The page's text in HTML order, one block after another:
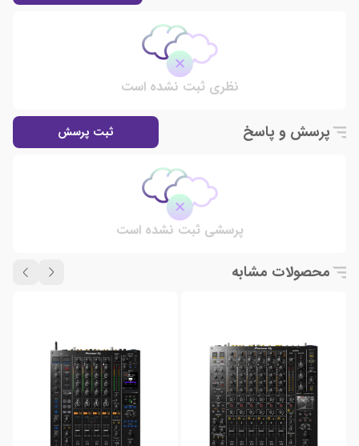
نظری ثبت نشده است
پرسش و پاسخ ثبت پرسش
پرسشی ثبت نشده است
محصولات مشابه